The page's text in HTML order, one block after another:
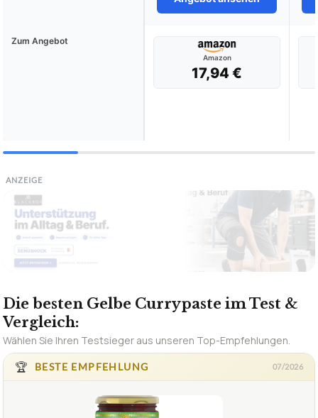
Zum Angebot
Amazon
17,94 €
ANZEIGE
Die besten Gelbe Currypaste im Test &
Vergleich:
Wählen Sie Ihren Testsieger aus unseren Top-Empfehlungen.
1,5